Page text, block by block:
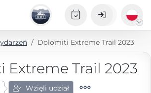
Dolomiti Extreme Trail 2023
Extreme Trail 2023
Wzięli udział